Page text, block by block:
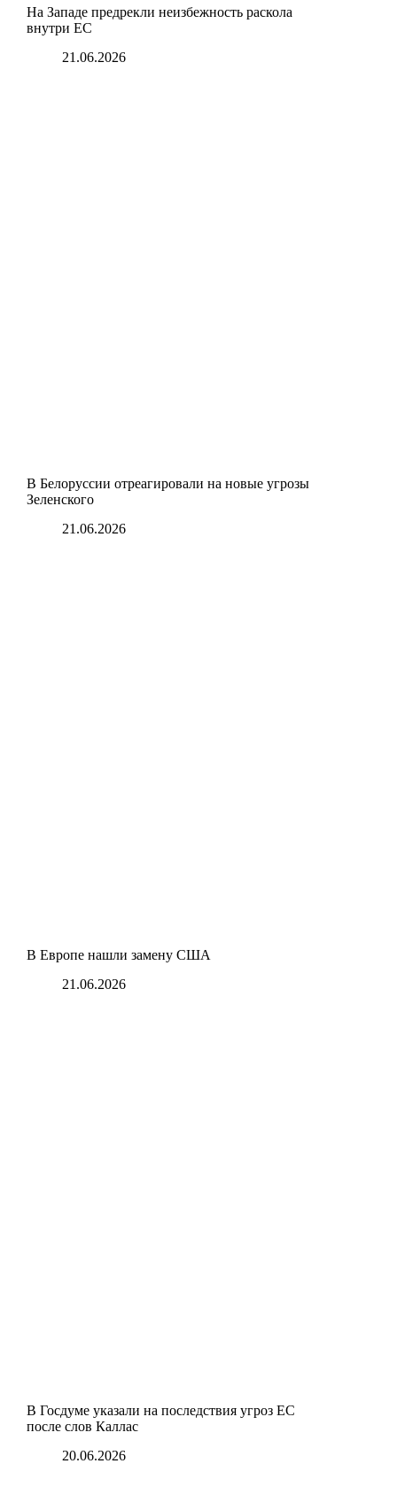
На Западе предрекли неизбежность раскола
внутри ЕС
21.06.2026
В Белоруссии отреагировали на новые угрозы
Зеленского
21.06.2026
В Европе нашли замену США
21.06.2026
В Госдуме указали на последствия угроз ЕС
после слов Каллас
20.06.2026